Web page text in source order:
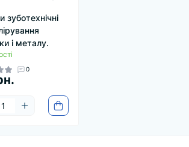
зуботехнічні
і металу.
0